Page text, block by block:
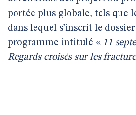
portée plus globale, tels que
dans lequel s’inscrit le
programme intitulé « 11
Regards croisés sur les